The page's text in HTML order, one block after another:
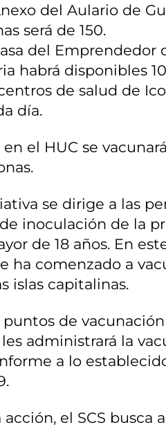
del Aulario de
será de 150.
del Emprendedor
habrá disponibles
de salud de
día.
el HUC se
se dirige a las
inoculación de la
de 18 años. En
ha comenzado a
islas capitalinas.
puntos de
les administrará la
a lo
acción, el SCS